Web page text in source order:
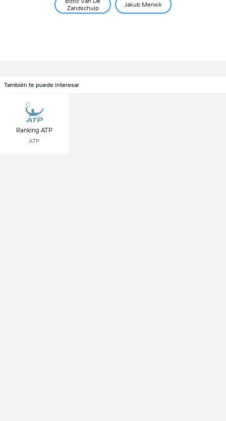
Zandschulp
Jakub Mensik
También te puede interesar
Ranking ATP
ATP